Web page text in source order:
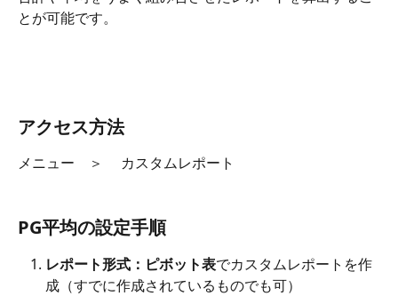
とが可能です。
アクセス方法
メニュー　＞　 カスタムレポート
PG平均の設定手順
レポート形式：ピボット表でカスタムレポートを作
成（すでに作成されているものでも可）